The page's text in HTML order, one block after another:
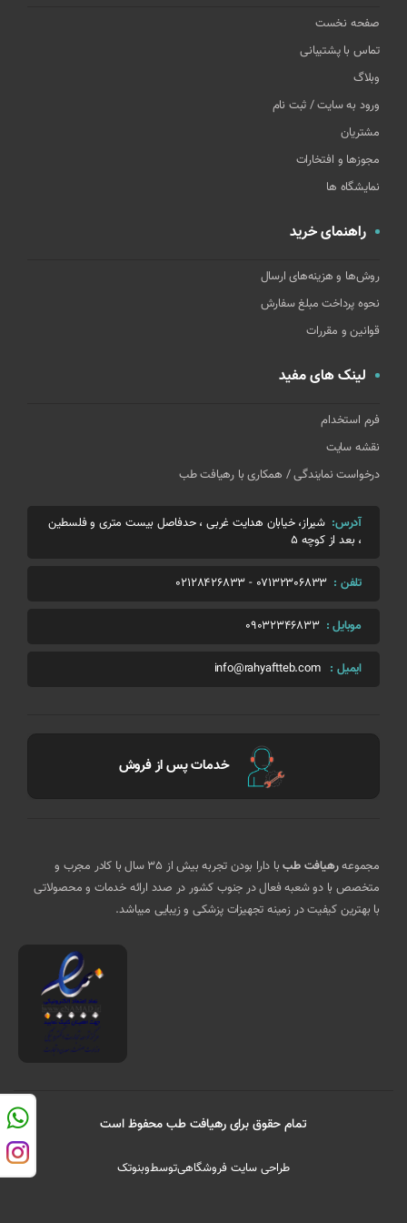
صفحه نخست
تماس با پشتیبانی
وبلاگ
ورود به سایت / ثبت نام
مشتریان
مجوزها و افتخارات
نمایشگاه ها
راهنمای خرید
روش‌ها و هزینه‌های ارسال
نحوه پرداخت مبلغ سفارش
قوانین و مقررات
لینک های مفید
فرم استخدام
نقشه سایت
درخواست نمایندگی / همکاری با رهیافت طب
آدرس: شیراز، خیابان هدایت غربی ، حدفاصل بیست متری و فلسطین
، بعد از کوچه 5
تلفن : 07132306833
-
02128426833
موبایل : 09032346833
ایمیل : info@rahyaftteb.com
خدمات پس از فروش
مجموعهرهیافت طب
با دارا بودن تجربه بیش از 35 سال با کادر مجرب و
متخصص با دو شعبه فعال در جنوب کشور در صدد ارائه خدمات و محصولاتی
با بهترین کیفیت در زمینه تجهیزات پزشکی و زیبایی میباشد.
تمام حقوق برای رهیافت طب محفوظ است
طراحی سایت فروشگاهیتوسطوبنوتک